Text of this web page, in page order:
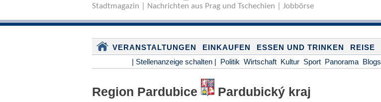
Stadtmagazin | Nachrichten aus Prag und Tschechien | Jobbörse
VERANSTALTUNGEN EINKAUFEN ESSEN UND TRINKEN REISE
| Stellenanzeige schalten | Politik Wirtschaft Kultur Sport Panorama Blogs
Region Pardubice Pardubický kraj